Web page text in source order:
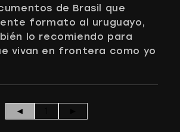
de Brasil que
formato al uruguayo,
lo recomiendo para
vivan en frontera como yo
◄